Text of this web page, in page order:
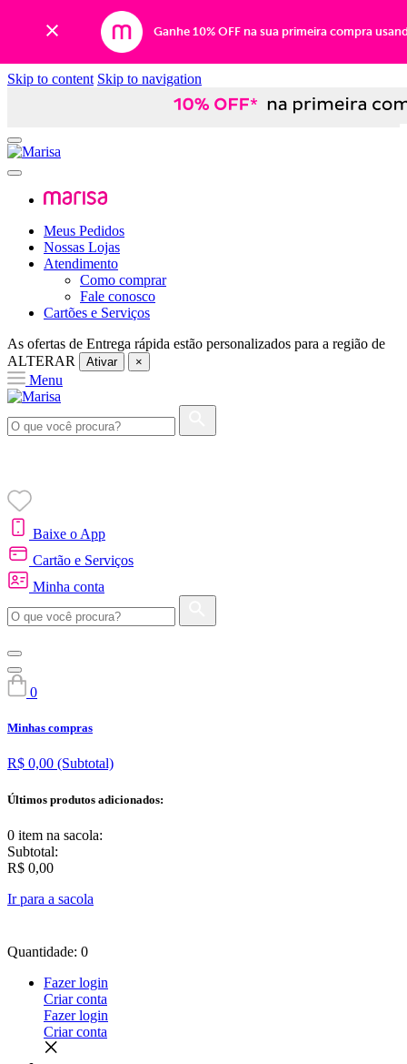
Ganhe 10% OFF na sua primeira compra
Skip to content Skip to navigation
Meus Pedidos
Nossas Lojas
Atendimento
Como comprar
Fale conosco
Cartões e Serviços
As ofertas de Entrega rápida estão personalizados para a região de
ALTERAR
Ativar ×
Menu
Baixe o App
Cartão e Serviços
Minha conta
0
Minhas compras
R$ 0,00 (Subtotal)
Últimos produtos adicionados:
0 item na sacola:
Subtotal:
R$ 0,00
Ir para a sacola
Quantidade: 0
Fazer login
Criar conta
Fazer login
Criar conta